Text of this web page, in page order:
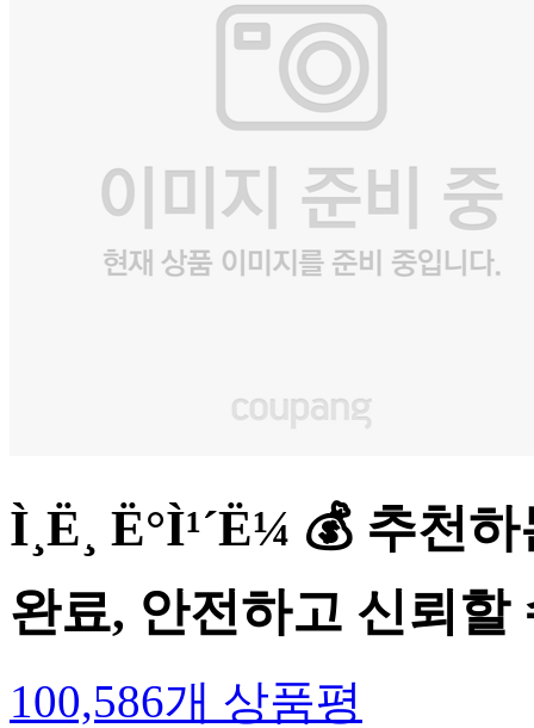
Ì¸Ë¸ Ë°Ì¹´Ë¼ 💰 추
완료, 안전하고 신뢰할
100,586개 상품평